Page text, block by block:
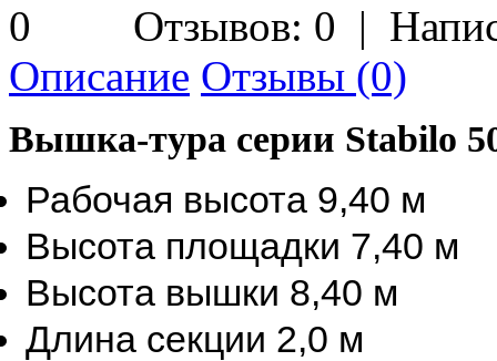
Отзывов: 0 |
Описание Отзывы (0)
Вышка-тура серии Stabilo
Рабочая высота 9,40 м
Высота площадки 7,40 м
Высота вышки 8,40 м
Длина секции 2,0 м